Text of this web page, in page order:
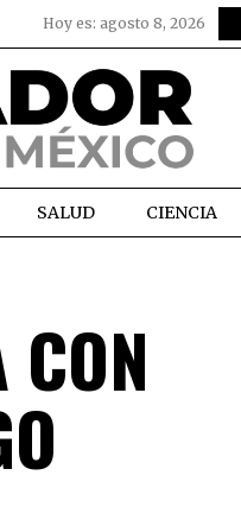
Hoy es: agosto 8, 2026
SALUD CIENCIA